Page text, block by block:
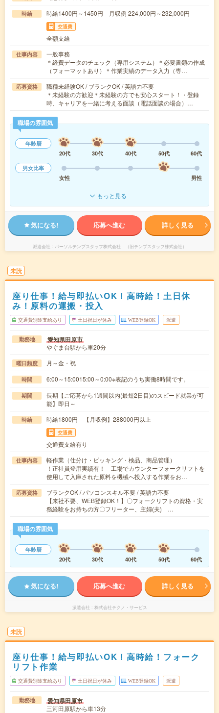
時給 時給1400円～1450円 月収例 224,000円～232,000円
交通費
全額支給
仕事内容
一般事務
＊経費データのチェック（専用システム）＊必要書類の作成
（フォーマットあり）＊作業実績のデータ入力（専…
応募資格
職種未経験OK / ブランクOK / 英語力不要
＊未経験の方歓迎＊未経験の方でも安心スタート！・登録
時、キャリアを一緒に考える面談（電話面談の場合）…
職場の雰囲気
年齢層
20代
30代 40代 50代
60代
男女比率
女性
男性
もっと見る
気になる! 応募へ進む 詳しく見る
派遣会社 パーソルテンプスタッフ株式会社 （旧テンプスタッフ株式会社）
未読
座り仕事！給与即払いOK！高時給！土日休
み！原料の運搬・投入
交通費別途支給あり 土日祝日が休み WEB登録OK 派遣
勤務地 愛知県田原市
やぐま台駅から車20分
曜日頻度 月～金・祝
時間 6:00～15:0015:00～0:00※表記のうち実働8時間です。
期間
長期【ご応募から1週間以内(最短2日目)のスピード就業が可
能】即日～
時給 時給1800円 【月収例】288000円以上
交通費
交通費支給有り
仕事内容
軽作業（仕分け・ピッキング・検品、商品管理）
！正社員登用実績有！ 工場でカウンターフォークリフトを
使用して入庫された原料を機械へ投入する作業をお…
応募資格
ブランクOK / パソコンスキル不要 / 英語力不要
【来社不要、WEB登録OK！】〇フォークリフトの資格・実
務経験をお持ちの方〇フリーター、主婦(夫) …
職場の雰囲気
年齢層
20代
30代 40代 50代 60代
気になる! 応募へ進む 詳しく見る
派遣会社 株式会社テクノ・サービス
未読
座り仕事！給与即払いOK！高時給！フォーク
リフト作業
交通費別途支給あり 土日祝日が休み WEB登録OK 派遣
勤務地 愛知県田原市
三河田原駅から車13分